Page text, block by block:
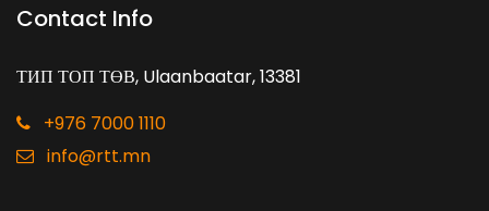
Contact Info
ТИП ТОП ТӨВ, Ulaanbaatar, 13381
+976 7000 1110
info@rtt.mn